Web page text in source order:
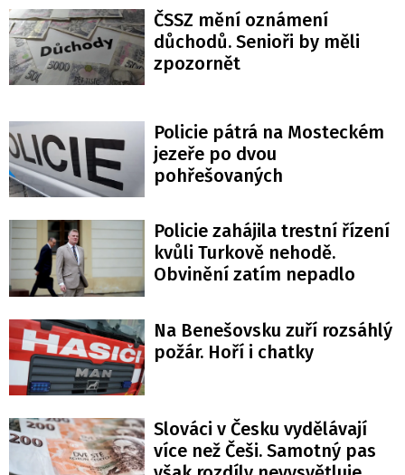
ČSSZ mění oznámení
důchodů. Senioři by měli
zpozornět
Policie pátrá na Mosteckém
jezeře po dvou
pohřešovaných
Policie zahájila trestní řízení
kvůli Turkově nehodě.
Obvinění zatím nepadlo
Na Benešovsku zuří rozsáhlý
požár. Hoří i chatky
Slováci v Česku vydělávají
více než Češi. Samotný pas